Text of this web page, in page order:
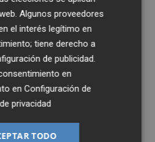
Algunos proveedores
el interés legítimo en
tiene derecho a
de publicidad
en
enConfiguración de
privacidad
TODO